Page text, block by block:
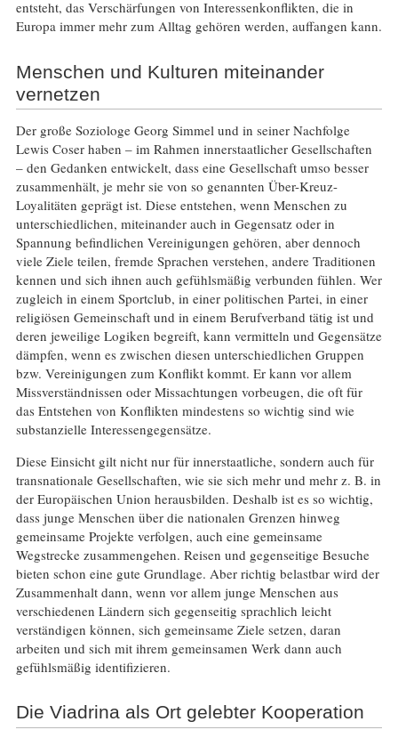
entsteht, das Verschärfungen von Interessenkonflikten, die in
Europa immer mehr zum Alltag gehören werden, auffangen kann.
Menschen und Kulturen miteinander
vernetzen
Der große Soziologe Georg Simmel und in seiner Nachfolge
Lewis Coser haben – im Rahmen innerstaatlicher Gesellschaften
– den Gedanken entwickelt, dass eine Gesellschaft umso besser
zusammenhält, je mehr sie von so genannten Über-Kreuz-
Loyalitäten geprägt ist. Diese entstehen, wenn Menschen zu
unterschiedlichen, miteinander auch in Gegensatz oder in
Spannung befindlichen Vereinigungen gehören, aber dennoch
viele Ziele teilen, fremde Sprachen verstehen, andere Traditionen
kennen und sich ihnen auch gefühlsmäßig verbunden fühlen. Wer
zugleich in einem Sportclub, in einer politischen Partei, in einer
religiösen Gemeinschaft und in einem Berufverband tätig ist und
deren jeweilige Logiken begreift, kann vermitteln und Gegensätze
dämpfen, wenn es zwischen diesen unterschiedlichen Gruppen
bzw. Vereinigungen zum Konflikt kommt. Er kann vor allem
Missverständnissen oder Missachtungen vorbeugen, die oft für
das Entstehen von Konflikten mindestens so wichtig sind wie
substanzielle Interessengegensätze.
Diese Einsicht gilt nicht nur für innerstaatliche, sondern auch für
transnationale Gesellschaften, wie sie sich mehr und mehr z. B. in
der Europäischen Union herausbilden. Deshalb ist es so wichtig,
dass junge Menschen über die nationalen Grenzen hinweg
gemeinsame Projekte verfolgen, auch eine gemeinsame
Wegstrecke zusammengehen. Reisen und gegenseitige Besuche
bieten schon eine gute Grundlage. Aber richtig belastbar wird der
Zusammenhalt dann, wenn vor allem junge Menschen aus
verschiedenen Ländern sich gegenseitig sprachlich leicht
verständigen können, sich gemeinsame Ziele setzen, daran
arbeiten und sich mit ihrem gemeinsamen Werk dann auch
gefühlsmäßig identifizieren.
Die Viadrina als Ort gelebter Kooperation